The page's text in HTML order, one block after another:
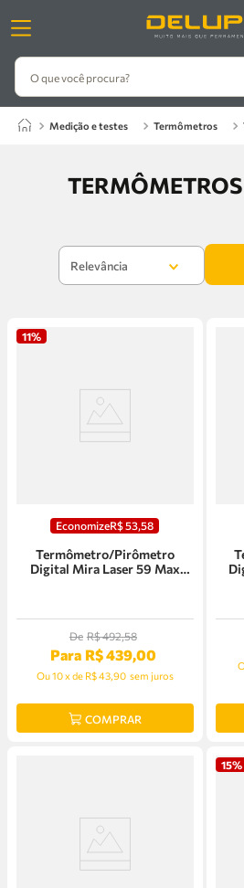
O que você procura?
medição e testes termômetros
Relevância
11%
EconomizeR$ 53 58
Termômetro/Pirômetro
Digital Mira Laser 59 Max
De R$492,58
Para R$439,00
Ou10xde R$ 43,90 sem juros
COMPRAR
15%